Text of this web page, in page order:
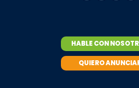
HABLE CON
QUIERO